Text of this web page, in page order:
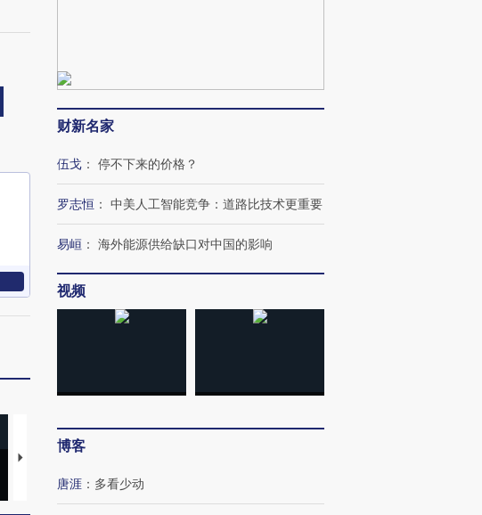
马航飞行员跨国走私7万
粒摇头丸 尿检体内含3种
财新名家
伍戈 ： 停不下来的价格？
罗志恒 ： 中美人工智能竞争：道路比技术更重要
易峘 ： 海外能源供给缺口对中国的影响
视频
博客
唐涯 ： 多看少动